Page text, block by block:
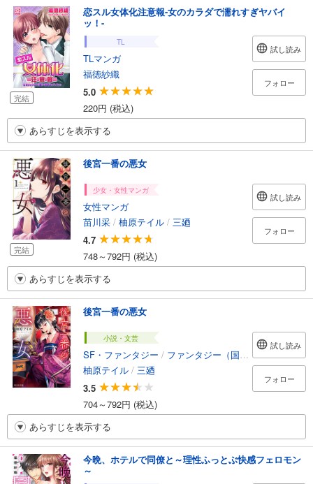
完結
恋スル女体化注意報-女のカラダで濡れすぎヤバイ
ッ！-
TL
TLマンガ
福徳紗織
5.0
220円 (税込)
試し読み
フォロー
あらすじを表示する
完結
後宮一番の悪女
少女・女性マンガ
女性マンガ
苗川采 / 柚原テイル / 三廼
4.7
748～792円 (税込)
試し読み
フォロー
あらすじを表示する
後宮一番の悪女
小説・文芸
SF・ファンタジー / ファンタジー（国内）
柚原テイル / 三廼
3.5
704～792円 (税込)
試し読み
フォロー
あらすじを表示する
今晩、ホテルで同僚と～理性ふっとぶ快感フェロモン
～